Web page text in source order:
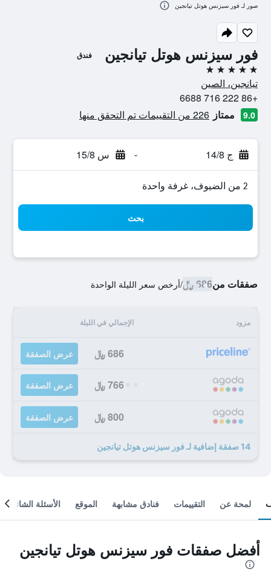
فور سيزنس هوتل تيانجين فندق
5 نجوم
تيانجين، الصين
+86 222 716 6688
9.0 ممتاز 226 من التقييمات تم التحقق منها
ج 14/8 - س 15/8
2 من الضيوف، غرفة واحدة
بحث
صفقات من686 ﷼ /أرخص سعر الليلة الواحدة
مزود الإجمالي في الليلة
686 ﷼ عرض الصفقة
766 ﷼ عرض الصفقة
800 ﷼ عرض الصفقة
14 صفقة إضافية لـ فور سيزنس هوتل تيانجين
صور لـ فور سيزنس هوتل تيانجين
لمحة عن التقييمات فنادق مشابهة الموقع الأسئلة الشائعة
أفضل صفقات فور سيزنس هوتل تيانجين